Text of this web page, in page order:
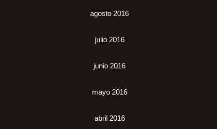
agosto 2016
julio 2016
junio 2016
mayo 2016
abril 2016